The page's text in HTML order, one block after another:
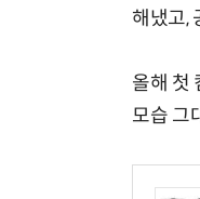
해냈고,
올해 첫
모습 그